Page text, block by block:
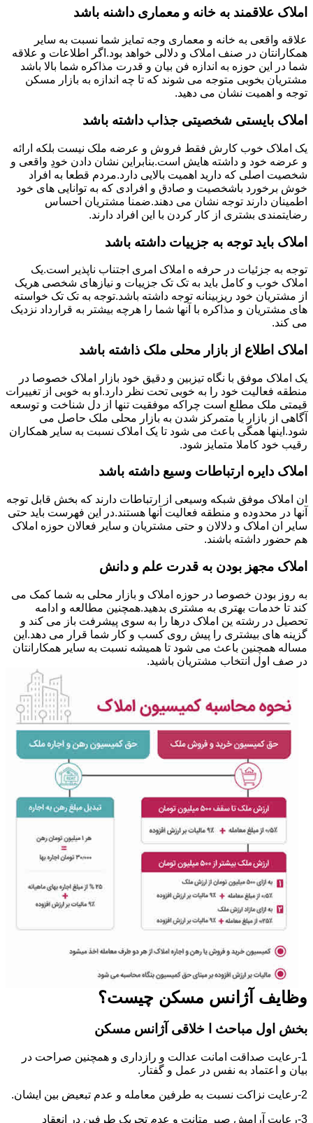
املاک علاقمند به خانه و معماری داشنه باشد
علاقه واقعی به خانه و معماری وجه تمایز شما نسبت به سایر
همکارانتان در صنف املاک و دلالی خواهد بود.اگر اطلاعات و علاقه
شما در این حوزه به اندازه فن بیان و قدرت مذاکره شما بالا باشد
مشتریان بخوبی متوجه می شوند که تا چه اندازه به بازار مسکن
توجه و اهمیت نشان می دهید.
املاک بایستی شخصیتی جذاب داشته باشد
یک املاک خوب کارش فقط فروش و عرضه ملک نیست بلکه ارائه
و عرضه خود و داشته هایش است.بنابراین نشان دادن خودِ واقعی و
شخصیت اصلی که دارید اهمیت بالایی دارد.مردم قطعا به افراد
خوش برخورد باشخصیت و صادق و افرادی که به توانایی های خود
اطمینان دارند توجه نشان می دهند.ضمنا مشتریان احساس
رضایتمندی بشتری از کار کردن با این افراد دارند.
املاک باید توجه به جزییات داشته باشد
توجه به جزئیات در حرفه ه املاک امری اجتناب ناپذیر است.یک
املاک خوب و کامل باید به تک تک جزییات و نیازهای شخصی هریک
از مشتریان خود ریزبینانه توجه داشته باشد.توجه به تک تک خواسته
های مشتریان و مذاکره با آنها شما را هرچه بیشتر به قرارداد نزدیک
می کند.
املاک اطلاع از بازار محلی ملک ذاشته باشد
یک املاک موفق با نگاه تیزبین و دقیق خود بازار املاک خصوصا در
منطقه فعالیت خود را به خوبی تحت نظر دارد.او به خوبی از تغییرات
قیمتی ملک مطلع است چراکه موفقیت تنها از دل شناخت و توسعه
آگاهی از بازار یا متمرکز شدن به بازار محلی ملک حاصل می
شود.اینها همگی باعث می شود تا یک املاک نسبت به سایر همکاران
رقیب خود کاملا متمایز شود.
املاک دایره ارتباطات وسیع داشته باشد
ان املاک موفق شبکه وسیعی از ارتباطات دارند که بخش قابل توجه
آنها در محدوده و منطقه فعالیت آنها هستند.در این فهرست باید حتی
سایر ان املاک و دلالان و حتی مشتریان و سایر فعالان حوزه املاک
هم حضور داشته باشند.
املاک مجهز بودن به قدرت علم و دانش
به روز بودن خصوصا در حوزه املاک و بازار محلی به شما کمک می
کند تا خدمات بهتری به مشتری بدهید.همچنین مطالعه و ادامه
تحصیل در رشته ین املاک درها را به سوی پیشرفت باز می کند و
گزینه های بیشتری را پیش روی کسب و کار شما قرار می دهد.این
مساله همچنین باعث می شود تا همیشه نسبت به سایر همکارانتان
در صف اول انتخاب مشتریان باشید.
وظایف آژانس مسکن چیست؟
بخش اول مباحث ا خلاقی آژانس مسکن
1-رعایت صداقت امانت عدالت و رازداری و همچنین صراحت در
بیان و اعتماد به نفس در عمل و گفتار.
2-رعایت نزاکت نسبت به طرفین معامله و عدم تبعیض بین ایشان.
3-رعایت آرامش صبر متانت و عدم تحریک طرفین در انعقاد